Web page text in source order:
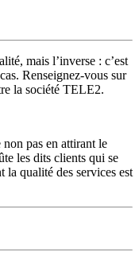
mais l’inverse : c’est
Renseignez-vous sur
la société TELE2.
pas en attirant le
les dits clients qui se
la qualité des services est